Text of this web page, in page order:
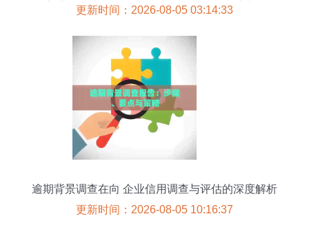
家港、常熟文创企业，推动信用评估体系建设
更新时间：2026-08-05 03:14:33
逾期背景调查在向 企业信用调查与评估的深度解析
更新时间：2026-08-05 10:16:37